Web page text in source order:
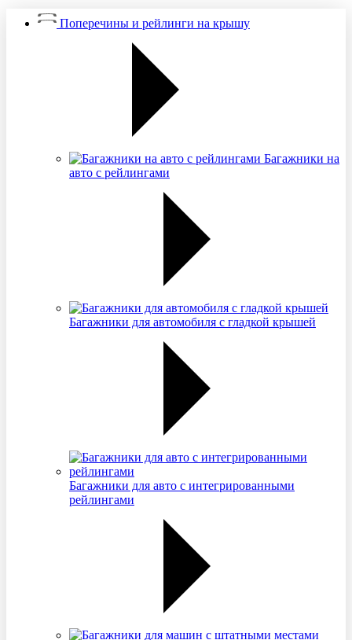
Поперечины и рейлинги на крышу
Багажники на
авто с рейлингами
Багажники для автомобиля с гладкой крышей
Багажники для авто с интегрированными
рейлингами